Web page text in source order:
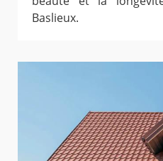
Baslieux.